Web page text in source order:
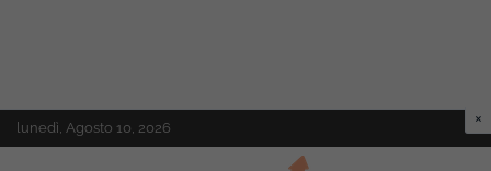
Skip
to
lunedì, Agosto 10, 2026